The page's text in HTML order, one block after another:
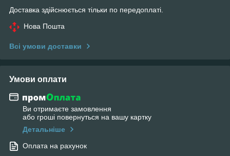
Доставка здійснюється тільки по передоплаті.
Нова Пошта
Всі умови доставки
Умови оплати
Ви отримаєте замовлення
або гроші повернуться на вашу картку
Детальніше
Оплата на рахунок